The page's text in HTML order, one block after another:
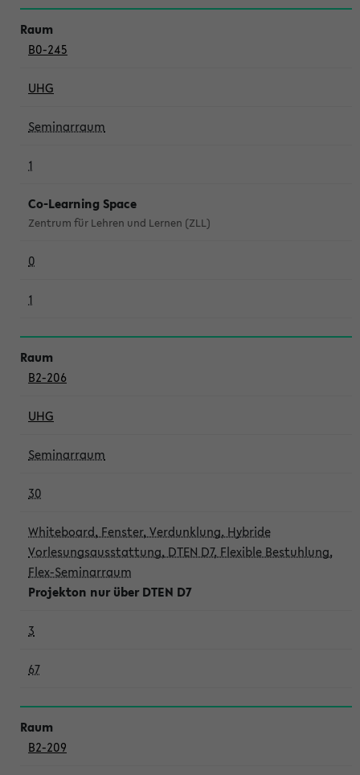
B0-245
UHG
Seminarraum
1
Co-Learning Space
Zentrum für Lehren und Lernen (ZLL)
0
1
B2-206
UHG
Seminarraum
30
Whiteboard, Fenster, Verdunklung, Hybride
Vorlesungsausstattung, DTEN D7, Flexible Bestuhlung,
Flex-Seminarraum
Projekton nur über DTEN D7
3
67
B2-209